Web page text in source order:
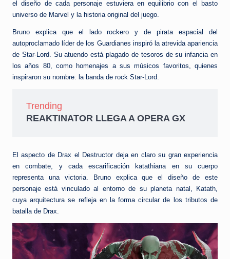
el diseño de cada personaje estuviera en equilibrio con el basto
universo de Marvel y la historia original del juego.
Bruno explica que el lado rockero y de pirata espacial del
autoproclamado líder de los Guardianes inspiró la atrevida apariencia
de Star-Lord. Su atuendo está plagado de tesoros de su infancia en
los años 80, como homenajes a sus músicos favoritos, quienes
inspiraron su nombre: la banda de rock Star-Lord.
Trending
REAKTINATOR LLEGA A OPERA GX
El aspecto de Drax el Destructor deja en claro su gran experiencia
en combate, y cada escarificación katathiana en su cuerpo
representa una victoria. Bruno explica que el diseño de este
personaje está vinculado al entorno de su planeta natal, Katath,
cuya arquitectura se refleja en la forma circular de los tributos de
batalla de Drax.